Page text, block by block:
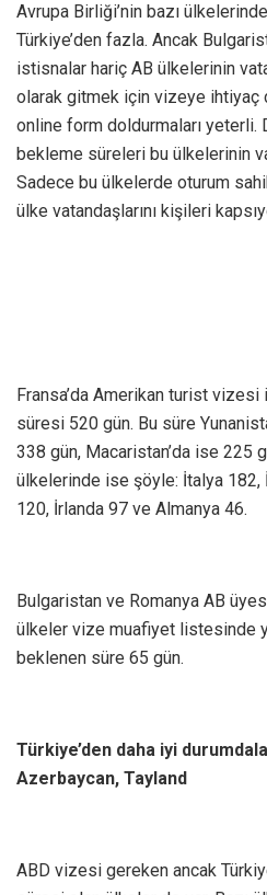
Avrupa Birliği’nin bazı
Türkiye’den fazla. Ancak
istisnalar hariç AB ülkelerinin
olarak gitmek için vizeye ihtiyaç
online form doldurmaları yeterli.
bekleme süreleri bu ülkelerinin
Sadece bu ülkelerde oturum
ülke vatandaşlarını kişileri
Fransa’da Amerikan turist
süresi 520 gün. Bu süre
338 gün, Macaristan’da ise 225
ülkelerinde ise şöyle: İtalya
120, İrlanda 97 ve Almanya 46.
Bulgaristan ve Romanya AB
ülkeler vize muafiyet listesinde
beklenen süre 65 gün.
Türkiye’den daha iyi
Azerbaycan, Tayland
ABD vizesi gereken ancak